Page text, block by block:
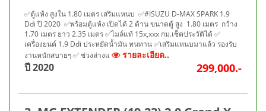
✅ตู้แห้ง สูงใน 1.80 เมตร เสริมแหนบ ✅#ISUZU D-MAX SPARK 1.9
Ddi ปี 2020 ✅พร้อมตู้แห้ง เปิดได้ 2 ด้าน ขนาดตู้ สูง 1.80 เมตร กว้าง
1.70 เมตร ยาว 2.35 เมตร ✅ไมล์แท้ 15x,xxx กม.เช็คประวัติได้ ✅
เครื่องยนต์ 1.9 Ddi ประหยัดน้ำมัน ทนทาน ✅เสริมแหนบมาแล้ว รองรับ
งานหนักสบายๆ ✅ ช่วงล่างแ
รายละเอียด..
ปี 2020 299,000.-